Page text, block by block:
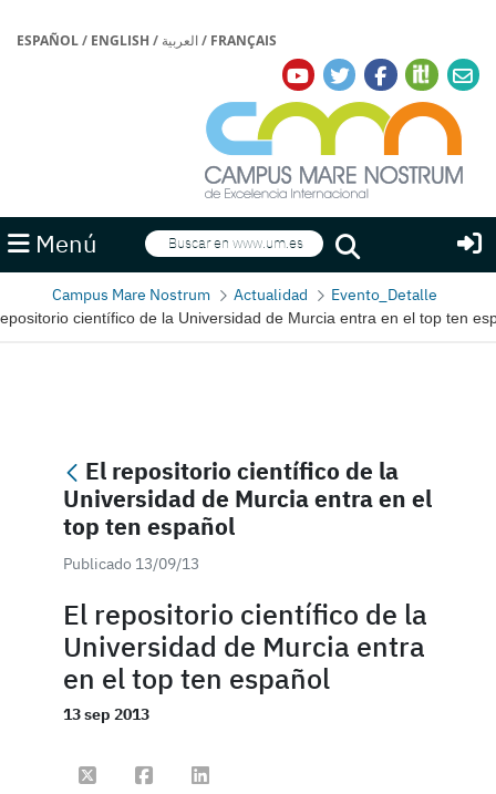
ESPAÑOL/ ENGLISH / العربية/ FRANÇAIS
Menú Buscar
Buscar
Campus Mare Nostrum Actualidad Evento_Detalle
científico de la Universidad de Murcia entra en el top ten
El repositorio científico de la
Universidad de Murcia entra en el
top ten español
Publicado 13/09/13
El repositorio científico de la
Universidad de Murcia entra
en el top ten español
13 sep 2013
Compartir en Twitter
Compartir en Facebook
Compartir en Linkedin